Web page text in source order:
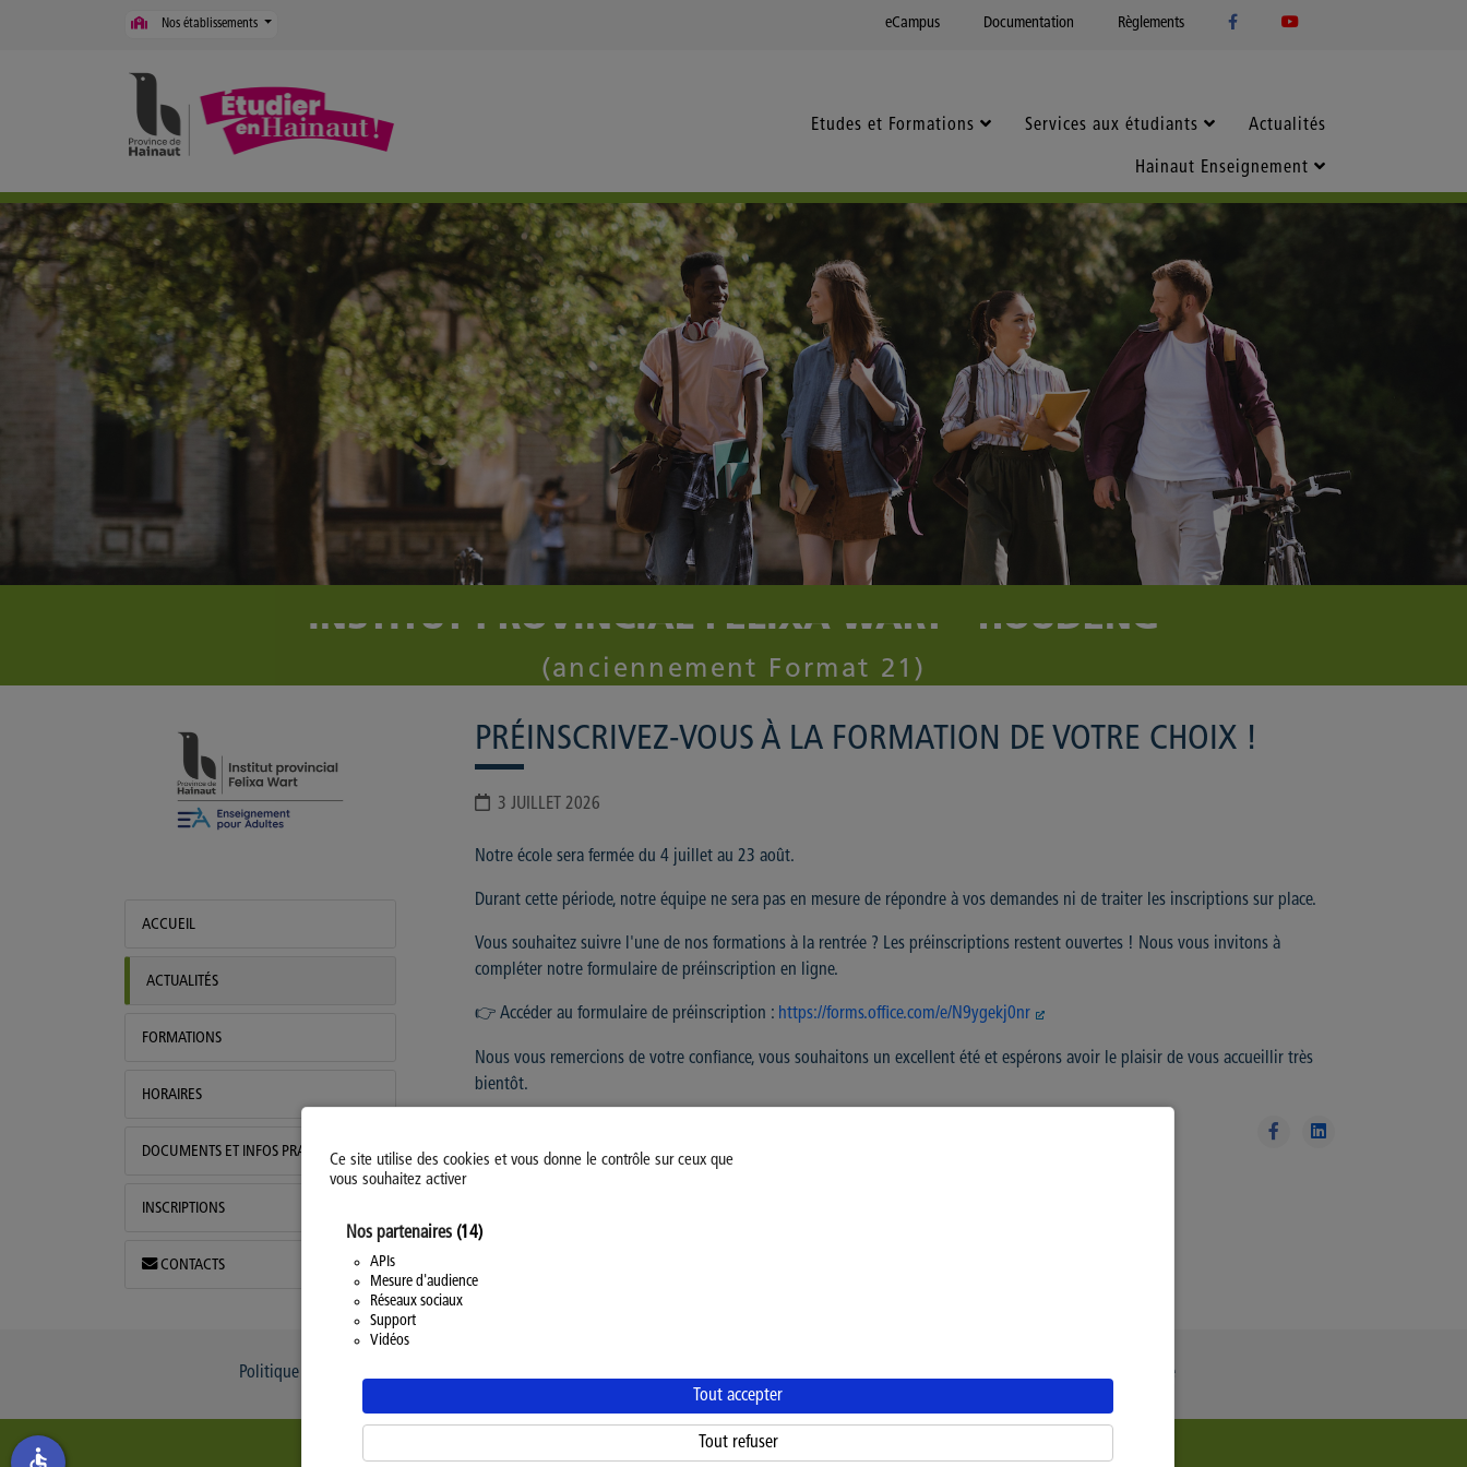
Panneau de gestion des cookies
Ce site utilise des cookies et vous donne le contrôle sur ceux que
vous souhaitez activer
Nos partenaires (14)
APIs
Mesure d'audience
Réseaux sociaux
Support
Vidéos
Tout accepter
Tout refuser
Nos établissements eCampus Documentation Règlements
Etudes et Formations Services aux étudiants Actualités
Hainaut Enseignement
INSTITUT PROVINCIAL FELIXA WART - HOUDENG
(anciennement Format 21)
Institut provincial Felixa Wart - Houdeng Actualités
ACCUEIL
ACTUALITÉS
FORMATIONS
HORAIRES
DOCUMENTS ET INFOS PRATIQUES
INSCRIPTIONS
CONTACTS
PRÉINSCRIVEZ-VOUS À LA FORMATION DE VOTRE CHOIX !
3 JUILLET 2026
Notre école sera fermée du 4 juillet au 23 août.
Durant cette période, notre équipe ne sera pas en mesure de répondre à vos demandes ni de traiter les inscriptions sur place.
Vous souhaitez suivre l'une de nos formations à la rentrée ? Les préinscriptions restent ouvertes ! Nous vous invitons à
compléter notre formulaire de préinscription en ligne.
👉 Accéder au formulaire de préinscription : https://forms.office.com/e/N9ygekj0nr
Nous vous remercions de votre confiance, vous souhaitons un excellent été et espérons avoir le plaisir de vous accueillir très
bientôt.
Politique d’utilisation des Cookies Politique Générale de Confidentialité
accessible